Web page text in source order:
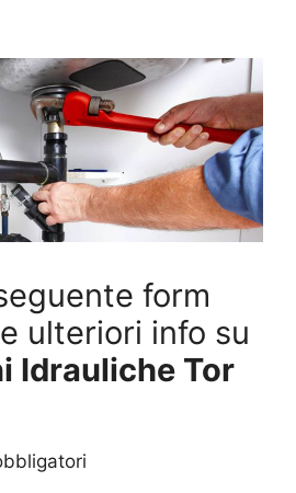
form
ulteriori info su
Idrauliche Tor